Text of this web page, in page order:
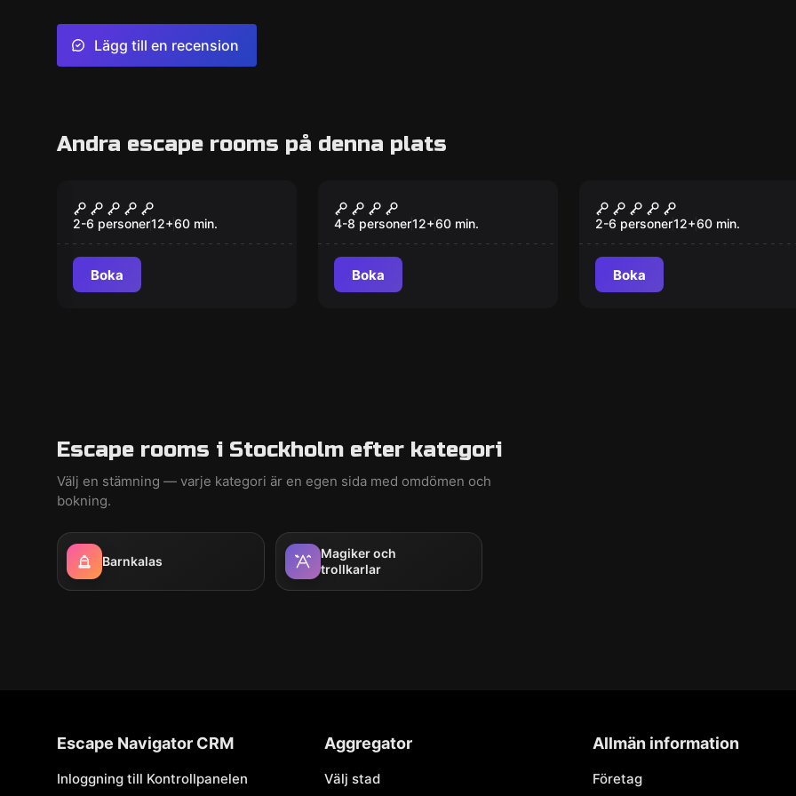
Lägg till en recension
Andra escape rooms på denna plats
The Last Manuscript
2-6 personer12+60 min.
Boka
The Escape Society
4-8 personer12+60 min.
Boka
The Cover Up
2-6 personer12+60 min.
Boka
Escape rooms i Stockholm efter kategori
Välj en stämning — varje kategori är en egen sida med omdömen och
bokning.
Barnkalas
Magiker och
trollkarlar
Escape Navigator CRM
Inloggning till Kontrollpanelen
Aggregator
Välj stad
Allmän information
Företag